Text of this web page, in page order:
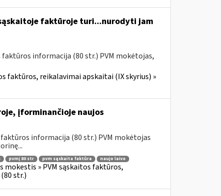
faktūroje turi...nurodyti jam
informacija (80 str.) PVM mokėtojas,
faktūros, reikalavimai apskaitai (IX skyrius) »
įforminančioje naujos
informacija (80 str.) PVM mokėtojas
pvmį 80 str pvm sąskaita faktūra
naujo laivo
mokestis » PVM sąskaitos faktūros,
str.)